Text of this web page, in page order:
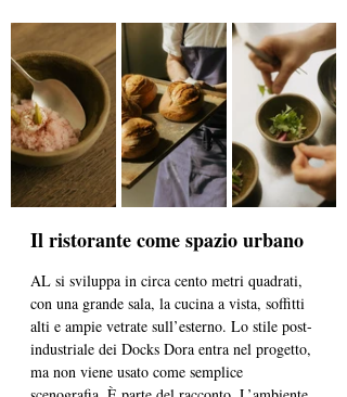
Il ristorante come spazio urbano
AL si sviluppa in circa cento metri quadrati,
con una grande sala, la cucina a vista, soffitti
alti e ampie vetrate sull’esterno. Lo stile post-
industriale dei Docks Dora entra nel progetto,
ma non viene usato come semplice